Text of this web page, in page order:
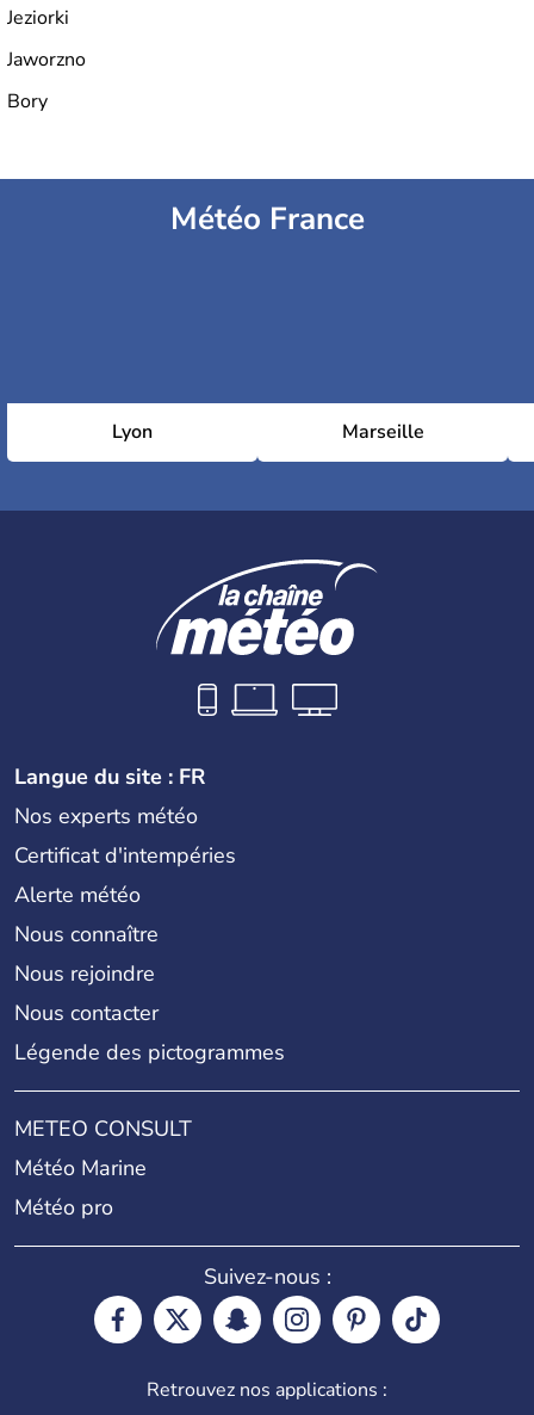
Jeziorki
Jaworzno
Bory
Météo France
Lyon Marseille
Langue du site : FR
Nos experts météo
Certificat d'intempéries
Alerte météo
Nous connaître
Nous rejoindre
Nous contacter
Légende des pictogrammes
METEO CONSULT
Météo Marine
Météo pro
Suivez-nous :
Retrouvez nos applications :